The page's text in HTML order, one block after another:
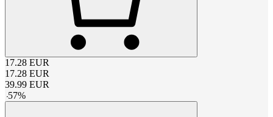
17.28 EUR
17.28 EUR
39.99 EUR
-57%